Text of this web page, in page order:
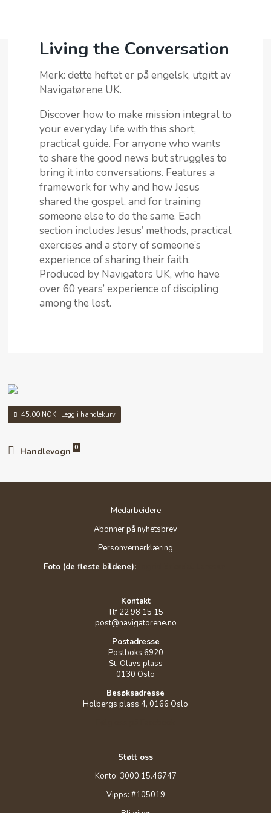
ARBEIDET VÅRT
BLI GIVER
BUTIKK
TIL INSPIRASJON
OM OSS
Living the Conversation
Merk: dette heftet er på engelsk, utgitt av
Navigatørene UK.
Discover how to make mission integral to
your everyday life with this short,
practical guide. For anyone who wants
to share the good news but struggles to
bring it into conversations. Features a
framework for why and how Jesus
shared the gospel, and for training
someone else to do the same. Each
section includes Jesus’ methods, practical
exercises and a story of someone’s
experience of sharing their faith.
Produced by Navigators UK, who have
over 60 years’ experience of discipling
among the lost.
45.00 NOK Legg i handlekurv
Handlevogn 0
Medarbeidere
Abonner på nyhetsbrev
Personvernerklæring
Foto (de fleste bildene):
Kontakt
Tlf 22 98 15 15
post@navigatorene.no
Postadresse
Postboks 6920
St. Olavs plass
0130 Oslo
Besøksadresse
Holbergs plass 4, 0166 Oslo
Støtt oss
Konto: 3000.15.46747
Vipps: #105019